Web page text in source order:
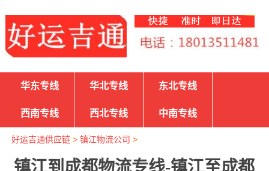
华东专线 华北专线 东北专线
西南专线 西北专线 中南专线
好运吉通供应链> 镇江物流公司 >
镇江到成都物流专线-镇江至成都